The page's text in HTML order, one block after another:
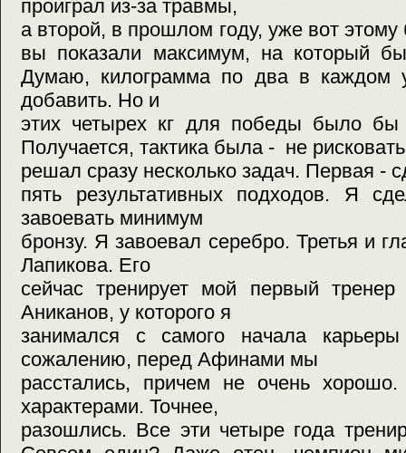
проиграл из-за травмы,
а второй, в прошлом году, уже вот
вы показали максимум, на
Думаю, килограмма по два в каждом
добавить. Но и
этих четырех кг для победы было
Получается, тактика была - не
решал сразу несколько задач. Первая -
пять результативных подходов. Я
завоевать минимум
бронзу. Я завоевал серебро. Третья и
Лапикова. Его
сейчас тренирует мой первый тренер
Аниканов, у которого я
занимался с самого начала
сожалению, перед Афинами мы
расстались, причем не очень
характерами. Точнее,
разошлись. Все эти четыре года